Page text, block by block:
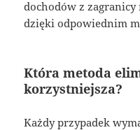
dochodów z
dzięki odpowiednim
Która metoda
korzystniejsza?
Każdy przypadek